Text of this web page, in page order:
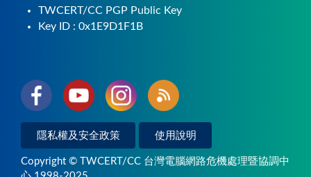
TWCERT/CC PGP Public Key
Key ID : 0x1E9D1F1B
隱私權及安全政策 使用說明
Copyright © TWCERT/CC 台灣電腦網路危機處理暨協調中